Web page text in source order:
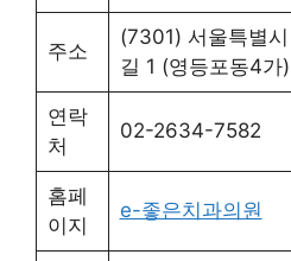
주소
(7301) 서울특별
길 1 (영등포동4가)
연락
처
02-2634-7582
홈페
이지
e-좋은치과의원